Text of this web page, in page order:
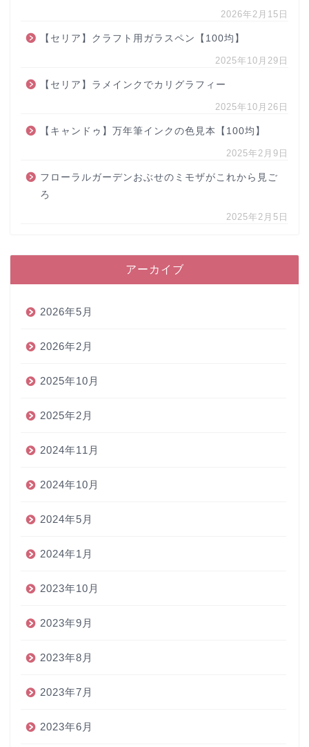
2026年2月15日
【セリア】クラフト用ガラスペン【100均】
2025年10月29日
【セリア】ラメインクでカリグラフィー
2025年10月26日
【キャンドゥ】万年筆インクの色見本【100均】
2025年2月9日
フローラルガーデンおぶせのミモザがこれから見ご
ろ
2025年2月5日
アーカイブ
2026年5月
2026年2月
2025年10月
2025年2月
2024年11月
2024年10月
2024年5月
2024年1月
2023年10月
2023年9月
2023年8月
2023年7月
2023年6月